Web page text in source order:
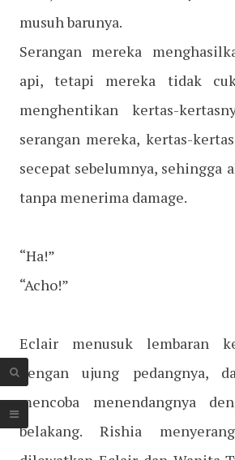
musuh barunya.
Serangan mereka
api, tetapi mereka tidak
menghentikan kertas-
serangan mereka, kertas-
secepat sebelumnya, sehingga
tanpa menerima damage.
“Ha!”
“Acho!”
Eclair menusuk lembaran
dengan ujung pedangnya,
mencoba menendangnya
belakang. Rishia